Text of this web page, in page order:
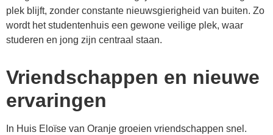
plek blijft, zonder constante nieuwsgierigheid van buiten. Zo
wordt het studentenhuis een gewone veilige plek, waar
studeren en jong zijn centraal staan.
Vriendschappen en nieuwe
ervaringen
In Huis Eloïse van Oranje groeien vriendschappen snel.